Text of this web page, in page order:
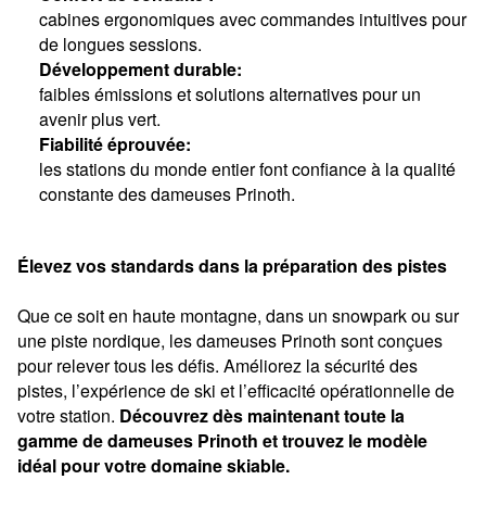
cabines ergonomiques avec commandes intuitives pour
de longues sessions.
Développement durable:
faibles émissions et solutions alternatives pour un
avenir plus vert.
Fiabilité éprouvée:
les stations du monde entier font confiance à la qualité
constante des dameuses Prinoth.
Élevez vos standards dans la préparation des pistes
Que ce soit en haute montagne, dans un snowpark ou sur
une piste nordique, les dameuses Prinoth sont conçues
pour relever tous les défis. Améliorez la sécurité des
pistes, l’expérience de ski et l’efficacité opérationnelle de
votre station. Découvrez dès maintenant toute la
gamme de dameuses Prinoth et trouvez le modèle
idéal pour votre domaine skiable.